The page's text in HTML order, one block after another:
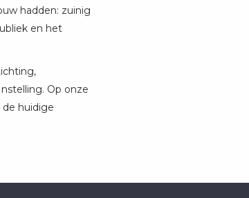
hadden: zuinig
en het
Op onze
huidige